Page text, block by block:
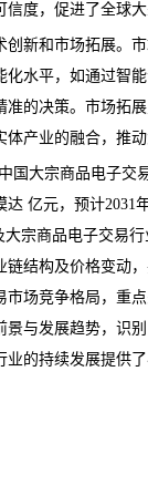
度，促进了全球
新和市场拓展。
水平，如通过智
准的决策。市场拓
产业的融合，推
国大宗商品电子
亿元，预计2031
宗商品电子交易
结构及价格变动
市场竞争格局，重
景与发展趋势，识
的持续发展提供